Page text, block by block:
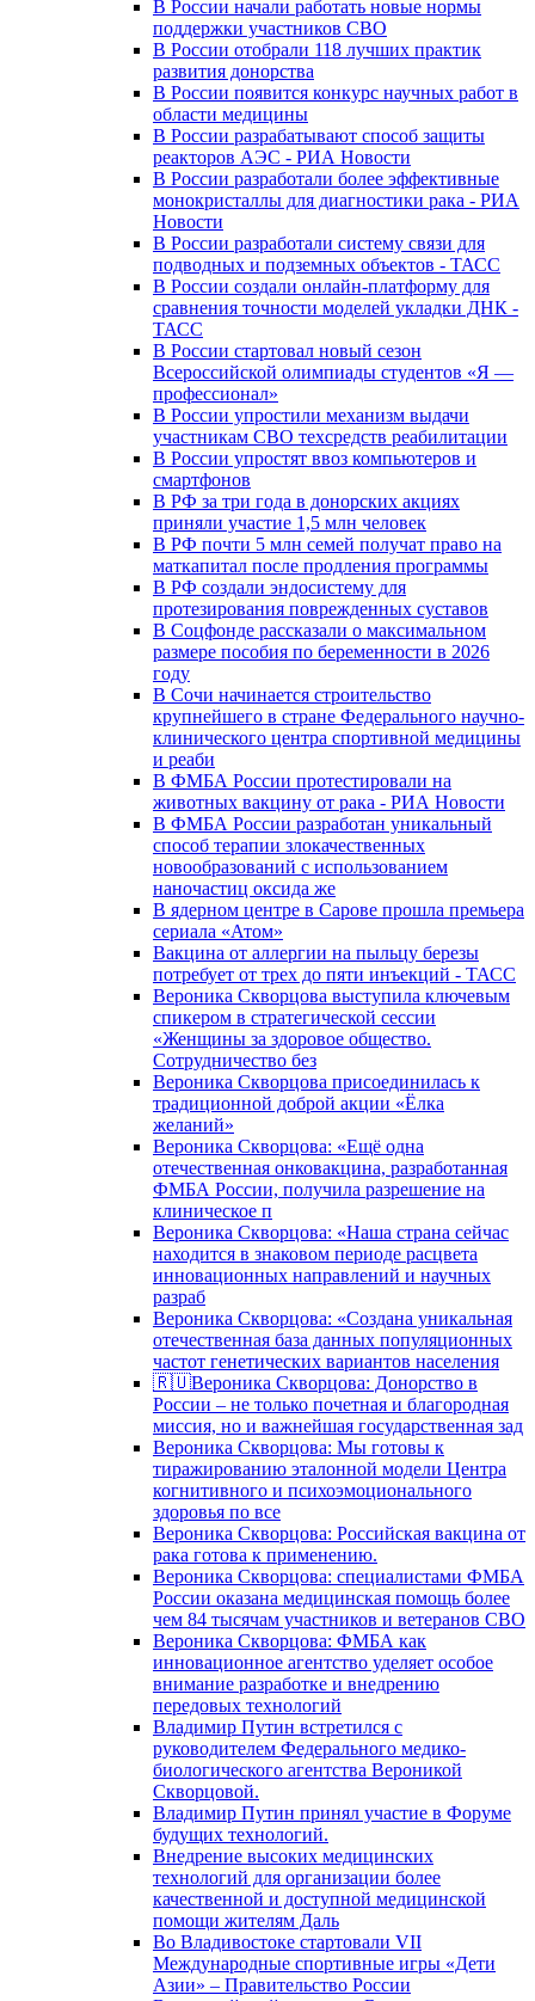
В России начали работать новые нормы
поддержки участников СВО
В России отобрали 118 лучших практик
развития донорства
В России появится конкурс научных работ в
области медицины
В России разрабатывают способ защиты
реакторов АЭС - РИА Новости
В России разработали более эффективные
монокристаллы для диагностики рака - РИА
Новости
В России разработали систему связи для
подводных и подземных объектов - ТАСС
В России создали онлайн-платформу для
сравнения точности моделей укладки ДНК -
ТАСС
В России стартовал новый сезон
Всероссийской олимпиады студентов «Я —
профессионал»
В России упростили механизм выдачи
участникам СВО техсредств реабилитации
В России упростят ввоз компьютеров и
смартфонов
В РФ за три года в донорских акциях
приняли участие 1,5 млн человек
В РФ почти 5 млн семей получат право на
маткапитал после продления программы
В РФ создали эндосистему для
протезирования поврежденных суставов
В Соцфонде рассказали о максимальном
размере пособия по беременности в 2026
году
В Сочи начинается строительство
крупнейшего в стране Федерального научно-
клинического центра спортивной медицины
и реаби
В ФМБА России протестировали на
животных вакцину от рака - РИА Новости
В ФМБА России разработан уникальный
способ терапии злокачественных
новообразований с использованием
наночастиц оксида же
В ядерном центре в Сарове прошла премьера
сериала «Атом»
Вакцина от аллергии на пыльцу березы
потребует от трех до пяти инъекций - ТАСС
Вероника Скворцова выступила ключевым
спикером в стратегической сессии
«Женщины за здоровое общество.
Сотрудничество без
Вероника Скворцова присоединилась к
традиционной доброй акции «Ёлка
желаний»
Вероника Скворцова: «Ещё одна
отечественная онковакцина, разработанная
ФМБА России, получила разрешение на
клиническое п
Вероника Скворцова: «Наша страна сейчас
находится в знаковом периоде расцвета
инновационных направлений и научных
разраб
Вероника Скворцова: «Создана уникальная
отечественная база данных популяционных
частот генетических вариантов населения
🇷🇺Вероника Скворцова: Донорство в
России – не только почетная и благородная
миссия, но и важнейшая государственная зад
Вероника Скворцова: Мы готовы к
тиражированию эталонной модели Центра
когнитивного и психоэмоционального
здоровья по все
Вероника Скворцова: Российская вакцина от
рака готова к применению.
Вероника Скворцова: специалистами ФМБА
России оказана медицинская помощь более
чем 84 тысячам участников и ветеранов СВО
Вероника Скворцова: ФМБА как
инновационное агентство уделяет особое
внимание разработке и внедрению
передовых технологий
Владимир Путин встретился с
руководителем Федерального медико-
биологического агентства Вероникой
Скворцовой.
Владимир Путин принял участие в Форуме
будущих технологий.
Внедрение высоких медицинских
технологий для организации более
качественной и доступной медицинской
помощи жителям Даль
Во Владивостоке стартовали VII
Международные спортивные игры «Дети
Азии» – Правительство России